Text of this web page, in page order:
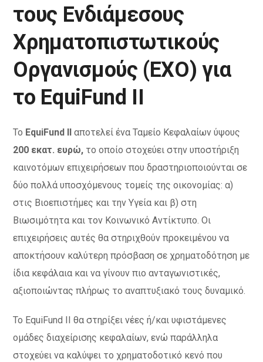
τους Ενδιάμεσους
Χρηματοπιστωτικούς
Οργανισμούς (ΕΧΟ) για
το EquiFund II
Το EquiFund II αποτελεί ένα Ταμείο Κεφαλαίων ύψους
200 εκατ. ευρώ, το οποίο στοχεύει στην υποστήριξη
καινοτόμων επιχειρήσεων που δραστηριοποιούνται σε
δύο πολλά υποσχόμενους τομείς της οικονομίας: α)
στις Βιοεπιστήμες και την Υγεία και β) στη
Βιωσιμότητα και τον Kοινωνικό Aντίκτυπο. Οι
επιχειρήσεις αυτές θα στηριχθούν προκειμένου να
αποκτήσουν καλύτερη πρόσβαση σε χρηματοδότηση με
ίδια κεφάλαια και να γίνουν πιο ανταγωνιστικές,
αξιοποιώντας πλήρως το αναπτυξιακό τους δυναμικό.
Το EquiFund II θα στηρίξει νέες ή/και υφιστάμενες
ομάδες διαχείρισης κεφαλαίων, ενώ παράλληλα
στοχεύει να καλύψει το χρηματοδοτικό κενό που